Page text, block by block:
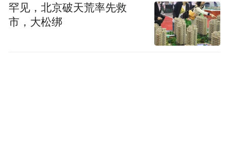
罕见，北京破天荒率先救
市，大松绑